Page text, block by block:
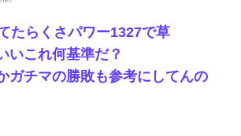
たらくさパワー1327で草
いこれ何基準だ？
ガチマの勝敗も参考にしてんの